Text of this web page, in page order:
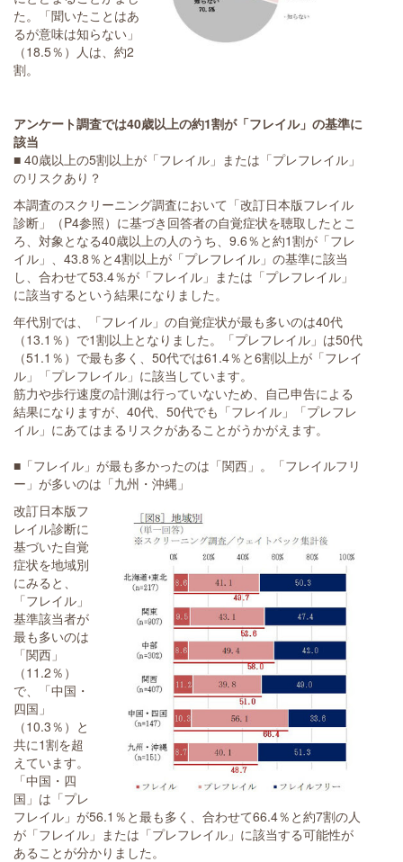
た。「聞いたことはあ
るが意味は知らない」
（18.5％）人は、約2
割。
アンケート調査では40歳以上の約1割が「フレイル」の基準に
該当
■ 40歳以上の5割以上が「フレイル」または「プレフレイル」
のリスクあり？
本調査のスクリーニング調査において「改訂日本版フレイル
診断」（P4参照）に基づき回答者の自覚症状を聴取したとこ
ろ、対象となる40歳以上の人のうち、9.6％と約1割が「フレ
イル」、43.8％と4割以上が「プレフレイル」の基準に該当
し、合わせて53.4％が「フレイル」または「プレフレイル」
に該当するという結果になりました。
年代別では、「フレイル」の自覚症状が最も多いのは40代
（13.1％）で1割以上となりました。「プレフレイル」は50代
（51.1％）で最も多く、50代では61.4％と6割以上が「フレイ
ル」「プレフレイル」に該当しています。
筋力や歩行速度の計測は行っていないため、自己申告による
結果になりますが、40代、50代でも「フレイル」「プレフレ
イル」にあてはまるリスクがあることがうかがえます。
■「フレイル」が最も多かったのは「関西」。「フレイルフリ
ー」が多いのは「九州・沖縄」
改訂日本版フ
レイル診断に
基づいた自覚
症状を地域別
にみると、
「フレイル」
基準該当者が
最も多いのは
「関西」
（11.2％）
で、「中国・
四国」
（10.3％）と
共に1割を超
えています。
「中国・四
国」は「プレ
フレイル」が56.1％と最も多く、合わせて66.4％と約7割の人
が「フレイル」または「プレフレイル」に該当する可能性が
あることが分かりました。